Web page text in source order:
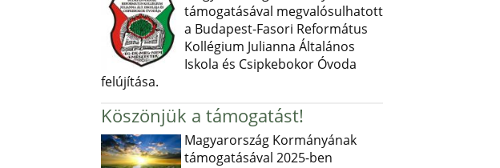
támogatásával megvalósulhatott
a Budapest-Fasori Református
Kollégium Julianna Általános
Iskola és Csipkebokor Óvoda
felújítása.
Köszönjük a támogatást!
Magyarország Kormányának
támogatásával 2025-ben